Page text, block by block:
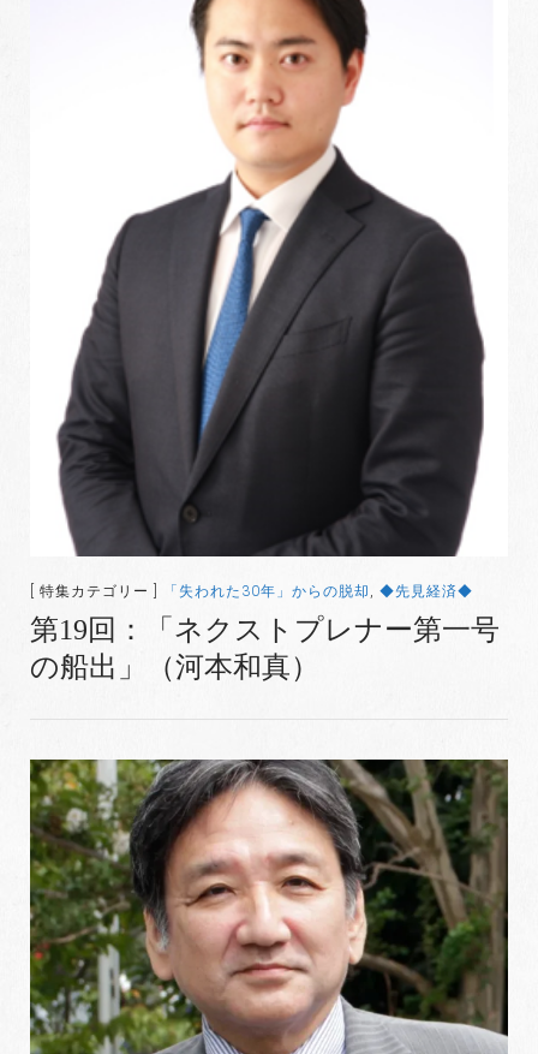
[ 特集カテゴリー ] 「失われた30年」からの脱却 , ◆先見経済◆
第19回：「ネクストプレナー第一号
の船出」（河本和真）